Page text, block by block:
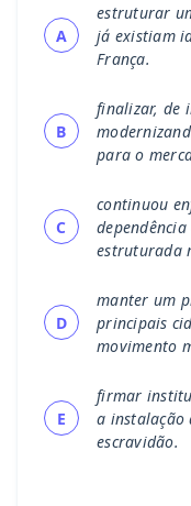
A
estruturar
já existiam
França.
B
finalizar, de
para o
C
continuou
estruturada
D
manter um
principais
movimento
E
firmar
a instalação
escravidão.